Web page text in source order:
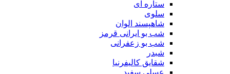
ستاره ای
سلوی
شاهپسند الوان
شب بو ایرانی قرمز
شب بو زعفرانی
شبدر
شقایق کالیفرنیا
عسلی سفید